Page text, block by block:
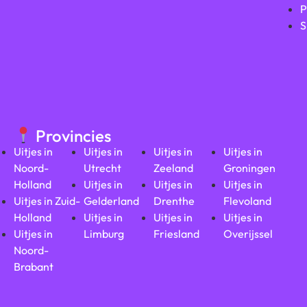
Provincies
Uitjes in
Noord-
Holland
Uitjes in Zuid-
Holland
Uitjes in
Noord-
Brabant
Uitjes in
Utrecht
Uitjes in
Gelderland
Uitjes in
Limburg
Uitjes in
Zeeland
Uitjes in
Drenthe
Uitjes in
Friesland
Uitjes in
Groningen
Uitjes in
Flevoland
Uitjes in
Overijssel